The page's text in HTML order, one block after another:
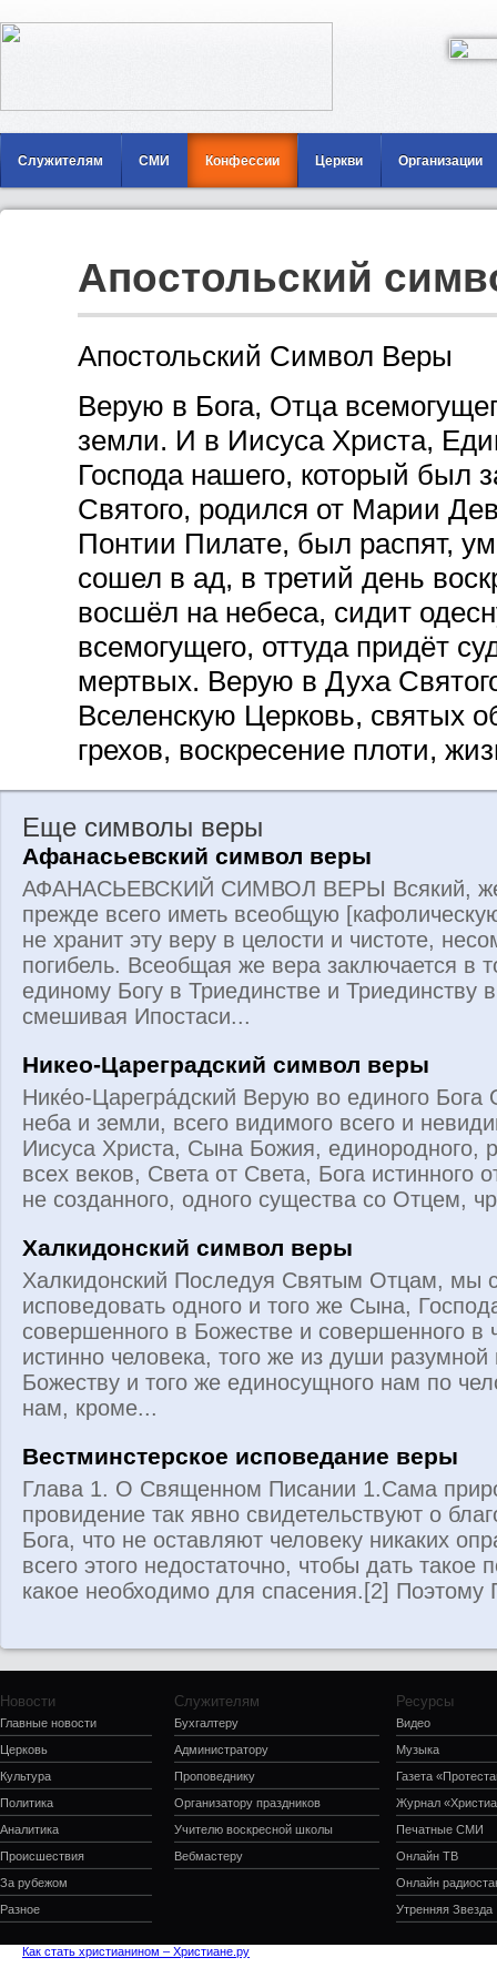
Служителям СМИ Конфессии Церкви Организации
Апостольский
Апостольский Символ Веры
Верую в Бога, Отца
земли. И в Иисуса Христа,
Господа нашего, который был
Святого, родился от Марии
Понтии Пилате, был распят,
сошел в ад, в третий день
восшёл на небеса, сидит
всемогущего, оттуда придёт
мертвых. Верую в Духа
Вселенскую Церковь, святых
грехов, воскресение плоти,
Еще символы веры
Афанасьевский символ веры
АФАНАСЬЕВСКИЙ СИМВОЛ ВЕРЫ Всякий,
прежде всего иметь всеобщую
не хранит эту веру в целости и чистоте,
погибель. Всеобщая же вера заключается в
единому Богу в Триединстве и Триединству
смешивая Ипостаси...
Никео-Цареградский символ веры
Нике́о-Царегра́дский Верую во единого
неба и земли, всего видимого всего и
Иисуса Христа, Сына Божия, единородного,
всех веков, Света от Света, Бога истинного
не созданного, одного существа со Отцем,
Халкидонский символ веры
Халкидонский Последуя Святым Отцам, мы
исповедовать одного и того же Сына,
совершенного в Божестве и совершенного в
истинно человека, того же из души
Божеству и того же единосущного нам по
нам, кроме...
Вестминстерское исповедание веры
Глава 1. О Священном Писании 1.Сама
провидение так явно свидетельствуют о
Бога, что не оставляют человеку никаких
всего этого недостаточно, чтобы дать такое
какое необходимо для спасения.[2] Поэтому
Новости
Главные новости
Церковь
Культура
Политика
Аналитика
Происшествия
За рубежом
Разное
Служителям
Бухгалтеру
Администратору
Проповеднику
Организатору праздников
Учителю воскресной школы
Вебмастеру
Ресурсы
Видео
Музыка
Газета
Журнал
Печатные СМИ
Онлайн ТВ
Онлайн
Утренняя Звезда
Как стать христианином – Христиане.ру